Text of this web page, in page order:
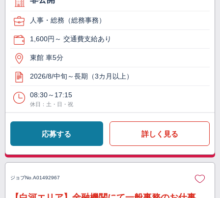
人事・総務（総務事務）
1,600円～ 交通費支給あり
東館 車5分
2026/8/中旬～長期（3カ月以上）
08:30～17:15
休日：土・日・祝
応募する 詳しく見る
ジョブNo. A01492967